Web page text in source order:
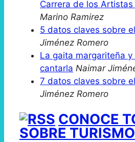
Carrera de los Artistas
Marino Ramirez
5 datos claves sobre
Jiménez Romero
La gaita margariteña
cantarla Naimar
7 datos claves sobre
Jiménez Romero
CONOCE
SOBRE TURISMO